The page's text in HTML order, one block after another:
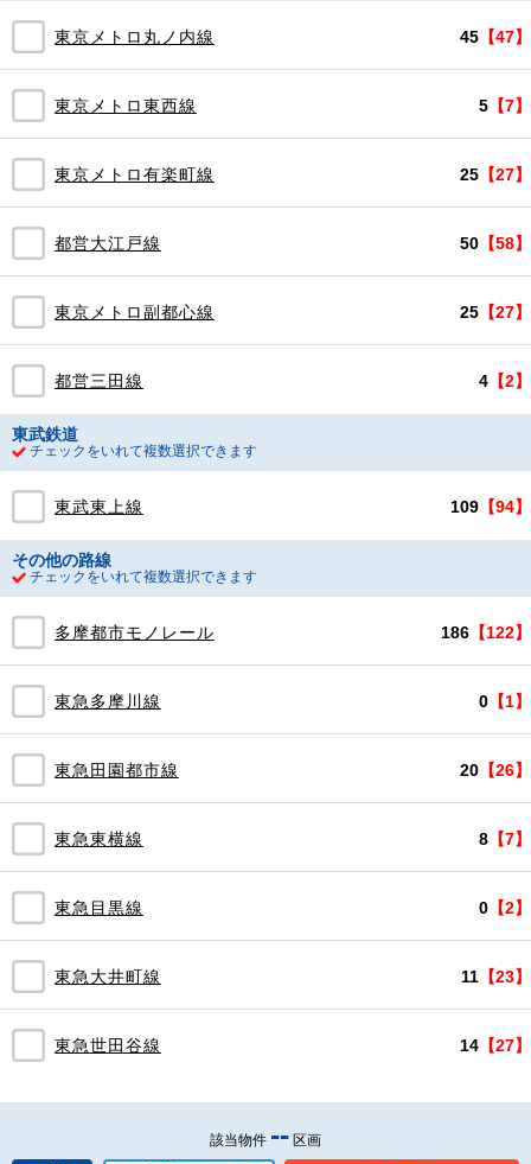
東京メトロ丸ノ内線 【47】
45
東京メトロ東西線 【7】
5
東京メトロ有楽町線 【27】
25
都営大江戸線 【58】
50
東京メトロ副都心線 【27】
25
都営三田線 【2】
4
東武鉄道
チェックをいれて複数選択できます
東武東上線 【94】
109
その他の路線
チェックをいれて複数選択できます
多摩都市モノレール 【122】
186
東急多摩川線 【1】
0
東急田園都市線 【26】
20
東急東横線 【7】
8
東急目黒線 【2】
0
東急大井町線 【23】
11
東急世田谷線 【27】
14
該当物件 -- 区画